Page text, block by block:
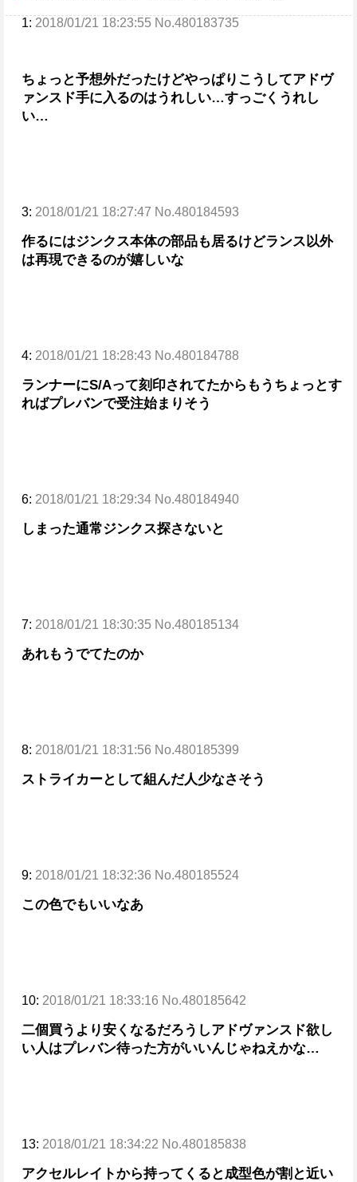
1: 2018/01/21 18:23:55 No.480183735
ちょっと予想外だったけどやっぱりこうしてアドヴ
ァンスド手に入るのはうれしい…すっごくうれし
い…
3: 2018/01/21 18:27:47 No.480184593
作るにはジンクス本体の部品も居るけどランス以外
は再現できるのが嬉しいな
4: 2018/01/21 18:28:43 No.480184788
ランナーにS/Aって刻印されてたからもうちょっとす
ればプレバンで受注始まりそう
6: 2018/01/21 18:29:34 No.480184940
しまった通常ジンクス探さないと
7: 2018/01/21 18:30:35 No.480185134
あれもうでてたのか
8: 2018/01/21 18:31:56 No.480185399
ストライカーとして組んだ人少なさそう
9: 2018/01/21 18:32:36 No.480185524
この色でもいいなあ
10: 2018/01/21 18:33:16 No.480185642
二個買うより安くなるだろうしアドヴァンスド欲し
い人はプレバン待った方がいいんじゃねえかな…
13: 2018/01/21 18:34:22 No.480185838
アクセルレイトから持ってくると成型色が割と近い